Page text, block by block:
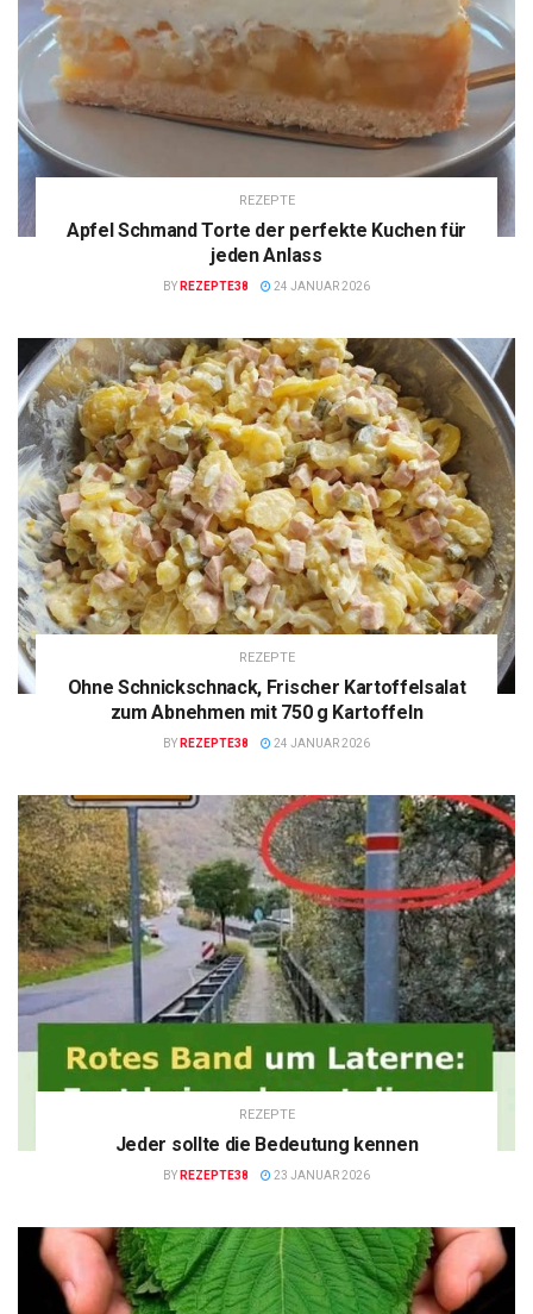
REZEPTE
Apfel Schmand Torte der perfekte Kuchen für
jeden Anlass
BY REZEPTE38 24 JANUAR 2026
REZEPTE
Ohne Schnickschnack, Frischer Kartoffelsalat
zum Abnehmen mit 750 g Kartoffeln
BY REZEPTE38 24 JANUAR 2026
REZEPTE
Jeder sollte die Bedeutung kennen
BY REZEPTE38 23 JANUAR 2026